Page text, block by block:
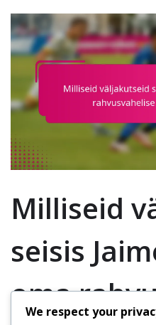
Milliseid
seisis
oma
We respect your